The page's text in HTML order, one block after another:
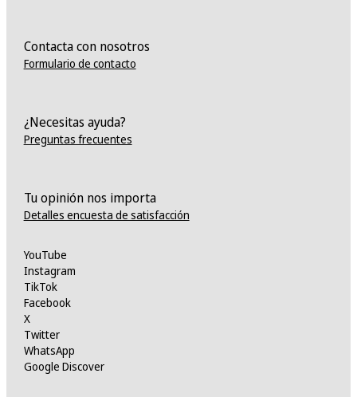
Contacta con nosotros
Formulario de contacto
¿Necesitas ayuda?
Preguntas frecuentes
Tu opinión nos importa
Detalles encuesta de satisfacción
YouTube
Instagram
TikTok
Facebook
X
Twitter
WhatsApp
Google Discover